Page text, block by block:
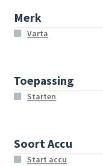
Merk
Varta
Toepassing
Starten
Soort Accu
Start accu